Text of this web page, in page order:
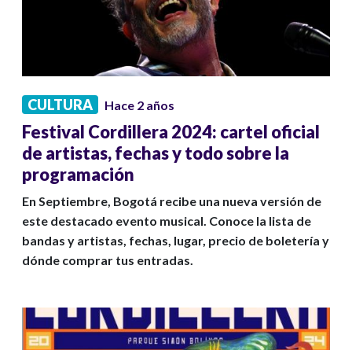
CULTURA Hace 2 años
Festival Cordillera 2024: cartel oficial
de artistas, fechas y todo sobre la
programación
En Septiembre, Bogotá recibe una nueva versión de
este destacado evento musical. Conoce la lista de
bandas y artistas, fechas, lugar, precio de boletería y
dónde comprar tus entradas.